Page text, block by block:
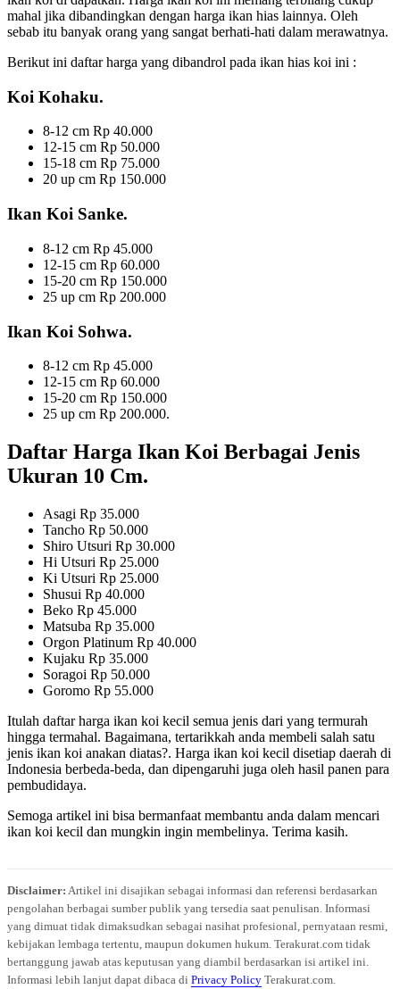
mahal jika dibandingkan dengan harga ikan hias lainnya. Oleh
sebab itu banyak orang yang sangat berhati-hati dalam merawatnya.
Berikut ini daftar harga yang dibandrol pada ikan hias koi ini :
Koi Kohaku.
8-12 cm Rp 40.000
12-15 cm Rp 50.000
15-18 cm Rp 75.000
20 up cm Rp 150.000
Ikan Koi Sanke.
8-12 cm Rp 45.000
12-15 cm Rp 60.000
15-20 cm Rp 150.000
25 up cm Rp 200.000
Ikan Koi Sohwa.
8-12 cm Rp 45.000
12-15 cm Rp 60.000
15-20 cm Rp 150.000
25 up cm Rp 200.000.
Daftar Harga Ikan Koi Berbagai Jenis
Ukuran 10 Cm.
Asagi Rp 35.000
Tancho Rp 50.000
Shiro Utsuri Rp 30.000
Hi Utsuri Rp 25.000
Ki Utsuri Rp 25.000
Shusui Rp 40.000
Beko Rp 45.000
Matsuba Rp 35.000
Orgon Platinum Rp 40.000
Kujaku Rp 35.000
Soragoi Rp 50.000
Goromo Rp 55.000
Itulah daftar harga ikan koi kecil semua jenis dari yang termurah
hingga termahal. Bagaimana, tertarikkah anda membeli salah satu
jenis ikan koi anakan diatas?. Harga ikan koi kecil disetiap daerah di
Indonesia berbeda-beda, dan dipengaruhi juga oleh hasil panen para
pembudidaya.
Semoga artikel ini bisa bermanfaat membantu anda dalam mencari
ikan koi kecil dan mungkin ingin membelinya. Terima kasih.
Disclaimer: Artikel ini disajikan sebagai informasi dan referensi berdasarkan
pengolahan berbagai sumber publik yang tersedia saat penulisan. Informasi
yang dimuat tidak dimaksudkan sebagai nasihat profesional, pernyataan resmi,
kebijakan lembaga tertentu, maupun dokumen hukum. Terakurat.com tidak
bertanggung jawab atas keputusan yang diambil berdasarkan isi artikel ini.
Informasi lebih lanjut dapat dibaca di Privacy Policy Terakurat.com.